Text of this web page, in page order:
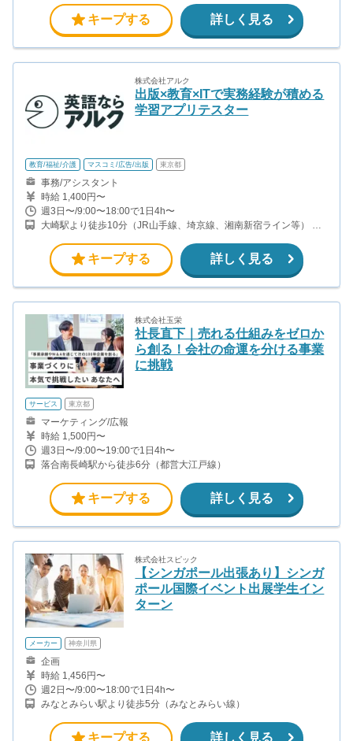
キープする 詳しく見る
株式会社アルク
出版×教育×ITで実務経験が積める
学習アプリテスター
教育/福祉/介護 マスコミ/広告/出版 東京都
事務/アシスタント
時給 1,400円〜
週3日〜/9:00〜18:00で1日4h〜
大崎駅より徒歩10分（JR山手線、埼京線、湘南新宿ライン等） 品
等） 五反田駅より徒歩12分（JR山手線・都営浅草線・東急池上
線）
キープする 詳しく見る
株式会社玉栄
社長直下｜売れる仕組みをゼロか
ら創る！会社の命運を分ける事業
に挑戦
サービス 東京都
マーケティング/広報
時給 1,500円〜
週3日〜/9:00〜19:00で1日4h〜
落合南長崎駅から徒歩6分（都営大江戸線）
キープする 詳しく見る
株式会社スピック
【シンガポール出張あり】シンガ
ポール国際イベント出展学生イン
ターン
メーカー 神奈川県
企画
時給 1,456円〜
週2日〜/9:00〜18:00で1日4h〜
みなとみらい駅より徒歩5分（みなとみらい線）
キープする 詳しく見る